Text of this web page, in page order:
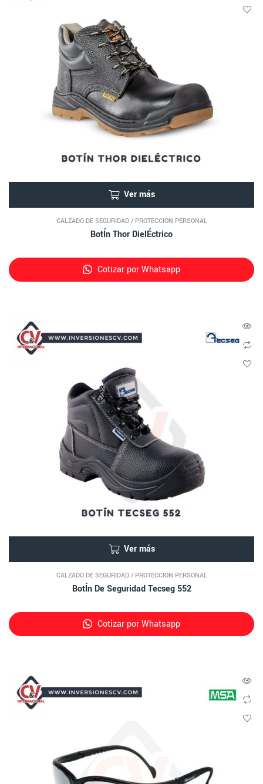
Ver más
CALZADO DE SEGURIDAD/ PROTECCIÓN PERSONAL
BotÍn Thor DielÉctrico
Cotizar por Whatsapp
Ver más
CALZADO DE SEGURIDAD/ PROTECCIÓN PERSONAL
BotÍn De Seguridad Tecseg 552
Cotizar por Whatsapp